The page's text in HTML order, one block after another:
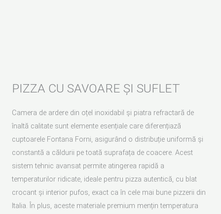
PIZZA CU SAVOARE ȘI SUFLET
Camera de ardere din oțel inoxidabil și piatra refractară de
înaltă calitate sunt elemente esențiale care diferențiază
cuptoarele Fontana Forni, asigurând o distribuție uniformă și
constantă a căldurii pe toată suprafața de coacere. Acest
sistem tehnic avansat permite atingerea rapidă a
temperaturilor ridicate, ideale pentru pizza autentică, cu blat
crocant și interior pufos, exact ca în cele mai bune pizzerii din
Italia. În plus, aceste materiale premium mențin temperatura